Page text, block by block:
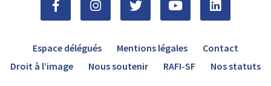
Espace délégués Mentions légales
Contact
Droit à l’image
Nous soutenir RAFI-SF Nos statuts